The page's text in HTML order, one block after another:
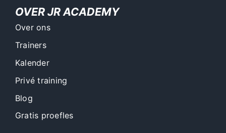
OVER JR ACADEMY
Over ons
Trainers
Kalender
Privé training
Blog
Gratis proefles